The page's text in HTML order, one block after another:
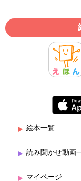
絵本一覧
読み聞かせ動画
マイページ